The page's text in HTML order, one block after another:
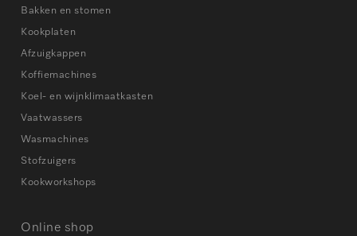
Bakken en stomen
Kookplaten
Afzuigkappen
Koffiemachines
Koel- en wijnklimaatkasten
Vaatwassers
Wasmachines
Stofzuigers
Kookworkshops
Online shop